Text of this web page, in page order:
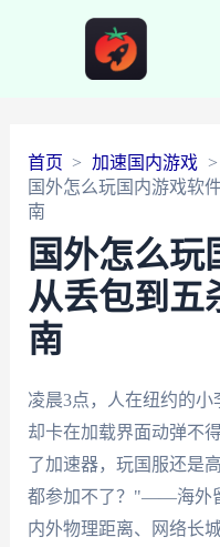
首页
加速国内游戏
国外怎么玩国内游戏软
南
国外怎么玩
从丢包到五
南
凌晨3点，人在纽约的
却卡在加载界面动弹不
了加速器，玩国服还是
都参加不了？"——海外
内外物理距离、网络长